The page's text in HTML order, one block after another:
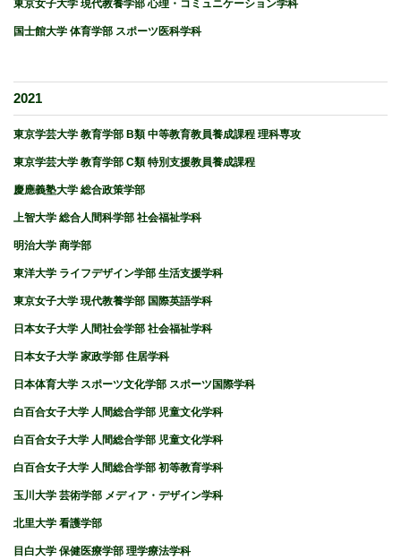
東京女子大学 現代教養学部 心理・コミュニケーション学科
国士館大学 体育学部 スポーツ医科学科
2021
東京学芸大学 教育学部 B類 中等教育教員養成課程 理科専攻
東京学芸大学 教育学部 C類 特別支援教員養成課程
慶應義塾大学 総合政策学部
上智大学 総合人間科学部 社会福祉学科
明治大学 商学部
東洋大学 ライフデザイン学部 生活支援学科
東京女子大学 現代教養学部 国際英語学科
日本女子大学 人間社会学部 社会福祉学科
日本女子大学 家政学部 住居学科
日本体育大学 スポーツ文化学部 スポーツ国際学科
白百合女子大学 人間総合学部 児童文化学科
白百合女子大学 人間総合学部 児童文化学科
白百合女子大学 人間総合学部 初等教育学科
玉川大学 芸術学部 メディア・デザイン学科
北里大学 看護学部
目白大学 保健医療学部 理学療法学科